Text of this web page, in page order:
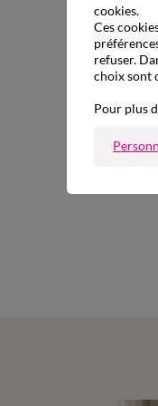
cookies.
Ces
refuser.
choix sont
Pour plus